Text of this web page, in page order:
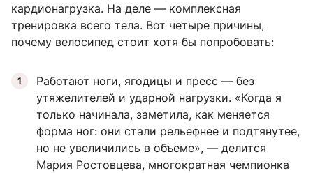
кардионагрузка. На деле — комплексная
тренировка всего тела. Вот четыре причины,
почему велосипед стоит хотя бы попробовать:
Работают ноги, ягодицы и пресс — без
утяжелителей и ударной нагрузки. «Когда я
только начинала, заметила, как меняется
форма ног: они стали рельефнее и подтянутее,
но не увеличились в объеме», — делится
Мария Ростовцева, многократная чемпионка